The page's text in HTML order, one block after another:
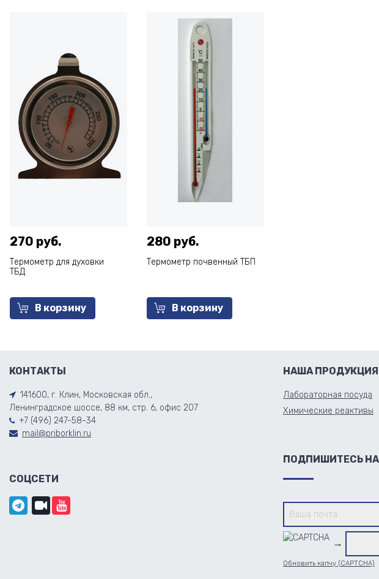
270 руб.
Термометр для духовки
ТБД
В корзину
280 руб.
Термометр почвенный ТБП
В корзину
КОНТАКТЫ
141600, г. Клин, Московская обл.,
Ленинградское шоссе, 88 км, стр. 6, офис 207
+7 (496) 247-58-34
mail@priborklin.ru
СОЦСЕТИ
НАША ПРОДУКЦИЯ
Лабораторная посуда
Химические реактивы
ПОДПИШИТЕСЬ
→
Обновить капчу (CAPTCHA)